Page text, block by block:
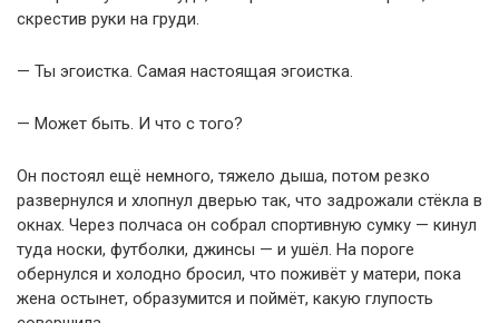
скрестив руки на груди.
— Ты эгоистка. Самая настоящая эгоистка.
— Может быть. И что с того?
Он постоял ещё немного, тяжело дыша, потом резко
развернулся и хлопнул дверью так, что задрожали стёкла в
окнах. Через полчаса он собрал спортивную сумку — кинул
туда носки, футболки, джинсы — и ушёл. На пороге
обернулся и холодно бросил, что поживёт у матери, пока
жена остынет, образумится и поймёт, какую глупость